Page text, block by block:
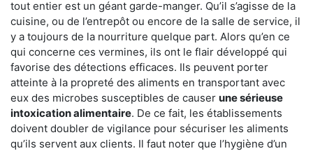
tout entier est un géant garde-manger. Qu’il s’agisse de la
cuisine, ou de l’entrepôt ou encore de la salle de service, il
y a toujours de la nourriture quelque part. Alors qu’en ce
qui concerne ces vermines, ils ont le flair développé qui
favorise des détections efficaces. Ils peuvent porter
atteinte à la propreté des aliments en transportant avec
eux des microbes susceptibles de causer une sérieuse
intoxication alimentaire. De ce fait, les établissements
doivent doubler de vigilance pour sécuriser les aliments
qu’ils servent aux clients. Il faut noter que l’hygiène d’un